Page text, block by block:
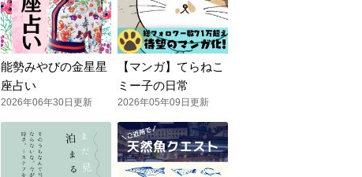
能勢みやびの金星星
座占い
2026年06年30日更新
【マンガ】てらねこ
ミー子の日常
2026年05年09日更新